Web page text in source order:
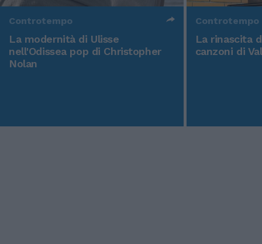
Controtempo
La modernità di Ulisse
nell'Odissea pop di Christopher
Nolan
Controtempo
La rinascita
canzoni di